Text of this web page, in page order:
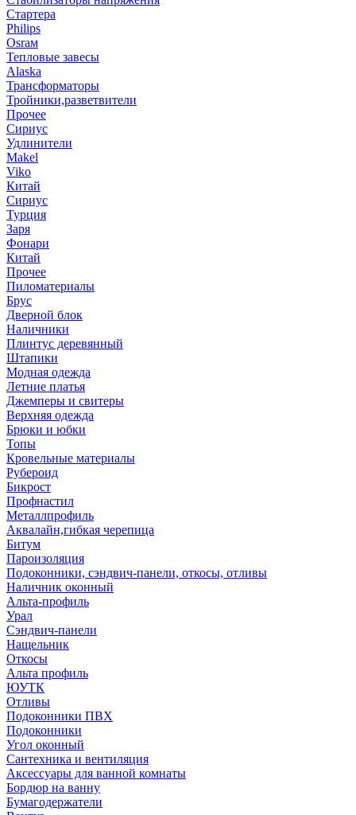
Стартера
Philips
Оsrам
Тепловые завесы
Alaska
Трансформаторы
Тройники,разветвители
Прочее
Сириус
Удлинители
Makel
Viko
Китай
Сириус
Турция
Заря
Фонари
Китай
Прочее
Пиломатериалы
Брус
Дверной блок
Наличники
Плинтус деревянный
Штапики
Модная одежда
Летние платья
Джемперы и свитеры
Верхняя одежда
Брюки и юбки
Топы
Кровельные материалы
Рубероид
Бикрост
Профнастил
Металлпрофиль
Аквалайн,гибкая черепица
Битум
Пароизоляция
Подоконники, сэндвич-панели, откосы, отливы
Наличник оконный
Альта-профиль
Урал
Сэндвич-панели
Нащельник
Откосы
Альта профиль
ЮУТК
Отливы
Подоконники ПВХ
Подоконники
Угол оконный
Сантехника и вентиляция
Аксессуары для ванной комнаты
Бордюр на ванну
Бумагодержатели